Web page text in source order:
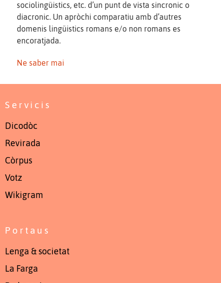
sociolingüistics, etc. d’un punt de vista sincronic o
diacronic. Un apròchi comparatiu amb d’autres
domenis lingüistics romans e/o non romans es
encoratjada.
Ne saber mai
Servicis
Dicodòc
Revirada
Còrpus
Votz
Wikigram
Portaus
Lenga & societat
La Farga